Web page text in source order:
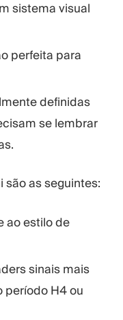
sistema visual
perfeita para
definidas
se lembrar
são as seguintes:
ao estilo de
sinais mais
período H4 ou